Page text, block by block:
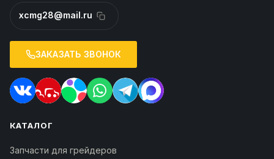
xcmg28@mail.ru
ЗАКАЗАТЬ ЗВОНОК
КАТАЛОГ
Запчасти для грейдеров